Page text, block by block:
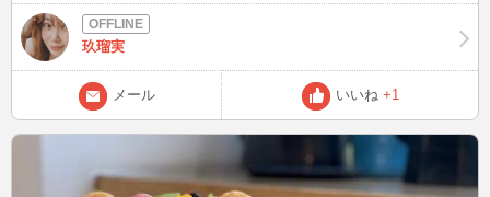
なで、今日はお休みだったのでお出かけしてきました。 ずっと行っ
てみたかったカフェ🥐☕️に行ってきました。そしたら可愛いハロウィ
ンドーナツ🎃🍩を見つけてしまった。 お味は、1口でドーナツを十分
味わえました。 (口に入れる瞬間から油の匂いが凄すぎた！👻👻) で
も、お菓子教室で使うエプロンを買ったり色々お買い物🛍も出来て楽
しかったなぁ〜 今日はお天気も良くて☀️お買い物🛍カフェ巡り☕️とお
玖瑠実
メール いいね +1